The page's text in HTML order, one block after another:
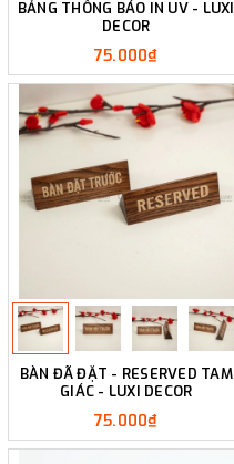
BẢNG THÔNG BÁO IN UV - LUXI
DECOR
75.000₫
BÀN ĐÃ ĐẶT - RESERVED TAM
GIÁC - LUXI DECOR
75.000₫